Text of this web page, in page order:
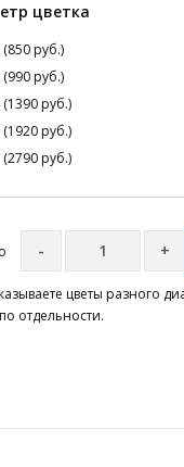
цветка
руб.)
руб.)
руб.)
руб.)
руб.)
цветы разного
отдельности.